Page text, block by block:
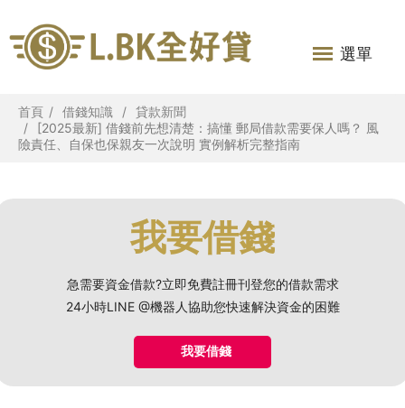
選單
首頁 借錢知識
貸款新聞
[2025最新] 借錢前先想清楚：搞懂 郵局借款需要保人嗎？ 風
險責任、自保也保親友一次說明 實例解析完整指南
我要借錢
急需要資金借款?立即免費註冊刊登您的借款需求
24小時LINE @機器人協助您快速解決資金的困難
我要借錢